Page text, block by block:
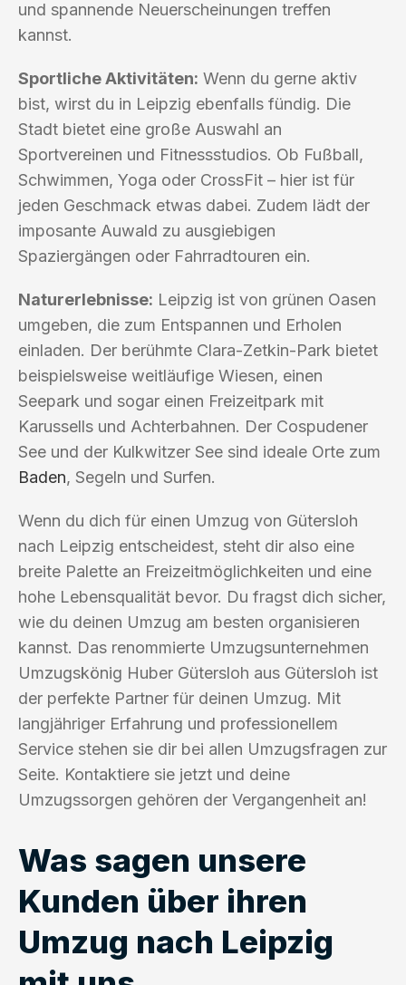
und spannende Neuerscheinungen treffen
kannst.
Sportliche Aktivitäten: Wenn du gerne aktiv
bist, wirst du in Leipzig ebenfalls fündig. Die
Stadt bietet eine große Auswahl an
Sportvereinen und Fitnessstudios. Ob Fußball,
Schwimmen, Yoga oder CrossFit – hier ist für
jeden Geschmack etwas dabei. Zudem lädt der
imposante Auwald zu ausgiebigen
Spaziergängen oder Fahrradtouren ein.
Naturerlebnisse: Leipzig ist von grünen Oasen
umgeben, die zum Entspannen und Erholen
einladen. Der berühmte Clara-Zetkin-Park bietet
beispielsweise weitläufige Wiesen, einen
Seepark und sogar einen Freizeitpark mit
Karussells und Achterbahnen. Der Cospudener
See und der Kulkwitzer See sind ideale Orte zum
Baden, Segeln und Surfen.
Wenn du dich für einen Umzug von Gütersloh
nach Leipzig entscheidest, steht dir also eine
breite Palette an Freizeitmöglichkeiten und eine
hohe Lebensqualität bevor. Du fragst dich sicher,
wie du deinen Umzug am besten organisieren
kannst. Das renommierte Umzugsunternehmen
Umzugskönig Huber Gütersloh aus Gütersloh ist
der perfekte Partner für deinen Umzug. Mit
langjähriger Erfahrung und professionellem
Service stehen sie dir bei allen Umzugsfragen zur
Seite. Kontaktiere sie jetzt und deine
Umzugssorgen gehören der Vergangenheit an!
Was sagen unsere
Kunden über ihren
Umzug nach Leipzig